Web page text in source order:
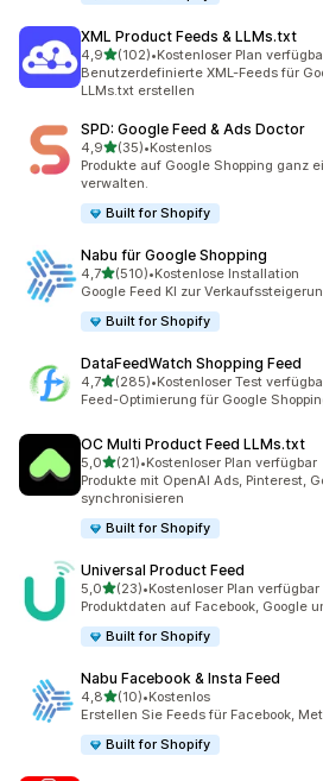
XML Product Feeds & LLMs.txt
4,9von 5 Sternen
(102)
102 Rezensionen insgesamt
•Kostenloser Plan
Benutzerdefinierte XML-Feeds für
LLMs.txt erstellen
SPD: Google Feed & Ads Doctor
4,9von 5 Sternen
(35)
35 Rezensionen insgesamt
•Kostenlos
Produkte auf Google Shopping ganz
verwalten.
Built for Shopify
Nabu für Google Shopping
4,7von 5 Sternen
(510)
510 Rezensionen insgesamt
•Kostenlose Installation
Google Feed KI zur
Built for Shopify
DataFeedWatch Shopping Feed
4,7von 5 Sternen
(285)
285 Rezensionen insgesamt
•Kostenloser Test
Feed-Optimierung für Google
OC Multi Product Feed LLMs.txt
5,0von 5 Sternen
(21)
21 Rezensionen insgesamt
•Kostenloser Plan verfügbar
Produkte mit OpenAI Ads, Pinterest,
synchronisieren
Built for Shopify
Universal Product Feed
5,0von 5 Sternen
(23)
23 Rezensionen insgesamt
•Kostenloser Plan verfügbar
Produktdaten auf Facebook, Google
Built for Shopify
Nabu Facebook & Insta Feed
4,8von 5 Sternen
(10)
10 Rezensionen insgesamt
•Kostenlos
Erstellen Sie Feeds für Facebook,
Built for Shopify